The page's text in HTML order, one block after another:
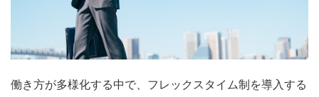
働き方が多様化する中で、フレックスタイム制を導入する